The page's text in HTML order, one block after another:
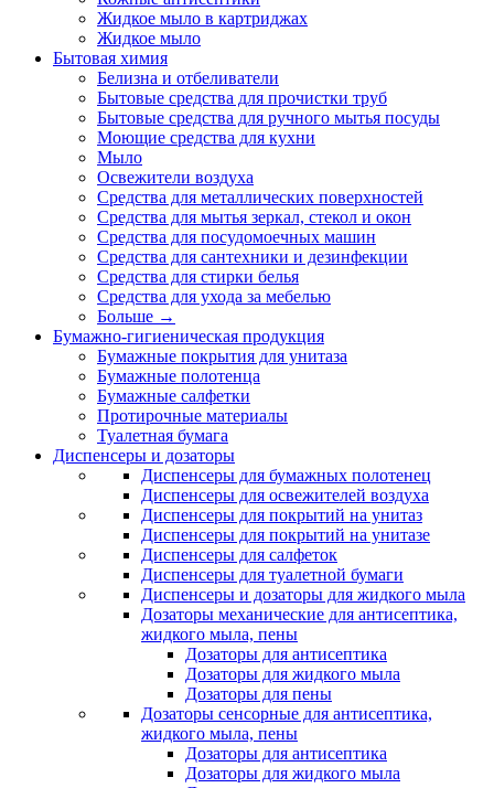
Жидкое мыло в картриджах
Жидкое мыло
Бытовая химия
Белизна и отбеливатели
Бытовые средства для прочистки труб
Бытовые средства для ручного мытья посуды
Моющие средства для кухни
Мыло
Освежители воздуха
Средства для металлических поверхностей
Средства для мытья зеркал, стекол и окон
Средства для посудомоечных машин
Средства для сантехники и дезинфекции
Средства для стирки белья
Средства для ухода за мебелью
Больше →
Бумажно-гигиеническая продукция
Бумажные покрытия для унитаза
Бумажные полотенца
Бумажные салфетки
Протирочные материалы
Туалетная бумага
Диспенсеры и дозаторы
Диспенсеры для бумажных полотенец
Диспенсеры для освежителей воздуха
Диспенсеры для покрытий на унитаз
Диспенсеры для покрытий на унитазе
Диспенсеры для салфеток
Диспенсеры для туалетной бумаги
Диспенсеры и дозаторы для жидкого мыла
Дозаторы механические для антисептика,
жидкого мыла, пены
Дозаторы для антисептика
Дозаторы для жидкого мыла
Дозаторы для пены
Дозаторы сенсорные для антисептика,
жидкого мыла, пены
Дозаторы для антисептика
Дозаторы для жидкого мыла